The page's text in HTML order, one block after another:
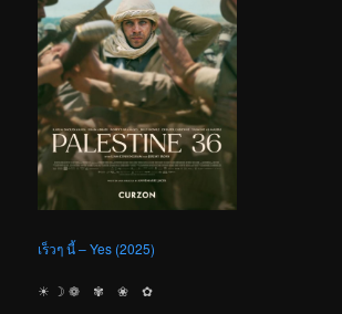
เร็วๆ นี้ – Yes (2025)
☀︎ ☽ ❁ ✾ ❀ ✿